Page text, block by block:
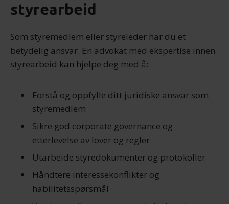
styrearbeid
Som styremedlem eller styreleder har du et
betydelig ansvar. En advokat med ekspertise innen
styrearbeid kan hjelpe deg med å:
Forstå og oppfylle ditt juridiske ansvar som
styremedlem
Sikre god corporate governance og
etterlevelse av lover og regler
Utarbeide styredokumenter og protokoller
Håndtere interessekonflikter og
habilitetsspørsmål